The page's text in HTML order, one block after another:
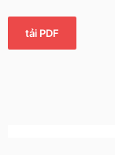
tải PDF